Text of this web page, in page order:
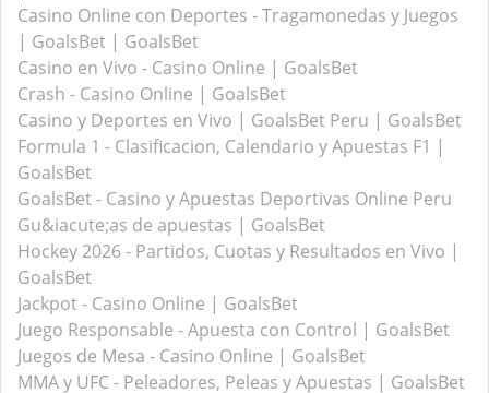
Casino Online con Deportes - Tragamonedas y Juegos
| GoalsBet | GoalsBet
Casino en Vivo - Casino Online | GoalsBet
Crash - Casino Online | GoalsBet
Casino y Deportes en Vivo | GoalsBet Peru | GoalsBet
Formula 1 - Clasificacion, Calendario y Apuestas F1 |
GoalsBet
GoalsBet - Casino y Apuestas Deportivas Online Peru
Gu&iacute;as de apuestas | GoalsBet
Hockey 2026 - Partidos, Cuotas y Resultados en Vivo |
GoalsBet
Jackpot - Casino Online | GoalsBet
Juego Responsable - Apuesta con Control | GoalsBet
Juegos de Mesa - Casino Online | GoalsBet
MMA y UFC - Peleadores, Peleas y Apuestas | GoalsBet